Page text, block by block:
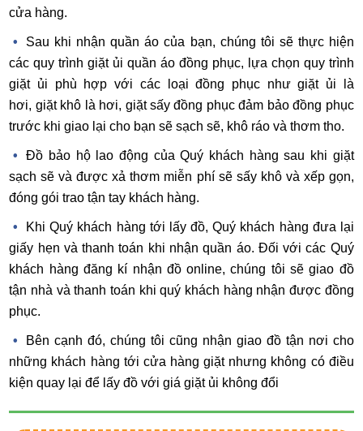
cửa hàng.
Sau khi nhận quần áo của bạn, chúng tôi sẽ thực hiện
các quy trình giặt ủi quần áo đồng phục, lựa chọn quy trình
giặt ủi phù hợp với các loại đồng phục như giặt ủi là
hơi, giặt khô là hơi, giặt sấy đồng phục đảm bảo đồng phục
trước khi giao lại cho bạn sẽ sạch sẽ, khô ráo và thơm tho.
Đồ bảo hộ lao động của Quý khách hàng sau khi giặt
sạch sẽ và được xả thơm miễn phí sẽ sấy khô và xếp gọn,
đóng gói trao tận tay khách hàng.
Khi Quý khách hàng tới lấy đồ, Quý khách hàng đưa lại
giấy hẹn và thanh toán khi nhận quần áo. Đối với các Quý
khách hàng đăng kí nhận đồ online, chúng tôi sẽ giao đồ
tận nhà và thanh toán khi quý khách hàng nhận được đồng
phục.
Bên cạnh đó, chúng tôi cũng nhận giao đồ tận nơi cho
những khách hàng tới cửa hàng giặt nhưng không có điều
kiện quay lại để lấy đồ với giá giặt ủi không đổi